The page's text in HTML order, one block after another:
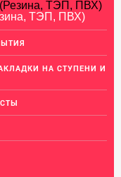
(Резина, ТЭП, ПВХ)
ТЭП, ПВХ)
НА СТУПЕНИ И